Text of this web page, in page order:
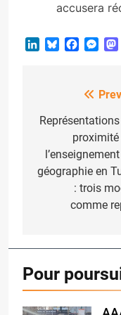
accusera
LinkedInBluesky
navigation
géographie en
: trois
comme
Pour